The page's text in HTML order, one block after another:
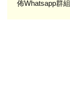
佈Whatsapp群組